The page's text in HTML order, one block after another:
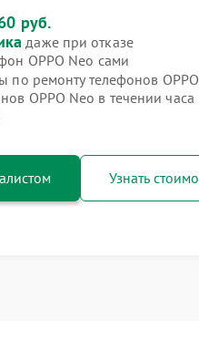
руб.
даже при отказе
OPPO Neo сами
по ремонту телефонов
OPPO Neo в течении часа
Узнать